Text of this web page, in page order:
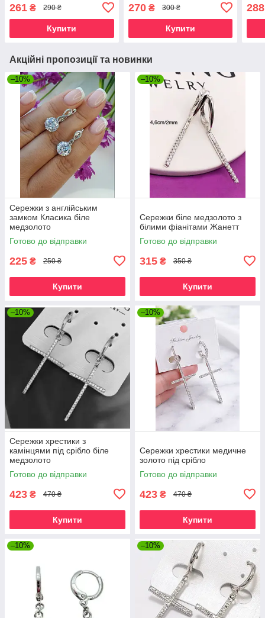
261 ₴ 290 ₴
Купити
270₴ 300 ₴
Купити
288
Акційні пропозиції та новинки
–10%
Сережки з англійським
замком Класика біле
медзолото
Готово до відправки
225 ₴ 250 ₴
Купити
–10%
Сережки біле медзолото з
білими фіанітами Жанетт
Готово до відправки
315 ₴ 350 ₴
Купити
–10%
Сережки хрестики з
камінцями під срібло біле
медзолото
Готово до відправки
423 ₴ 470 ₴
Купити
–10%
Сережки хрестики медичне
золото під срібло
Готово до відправки
423 ₴ 470 ₴
Купити
–10% –10%